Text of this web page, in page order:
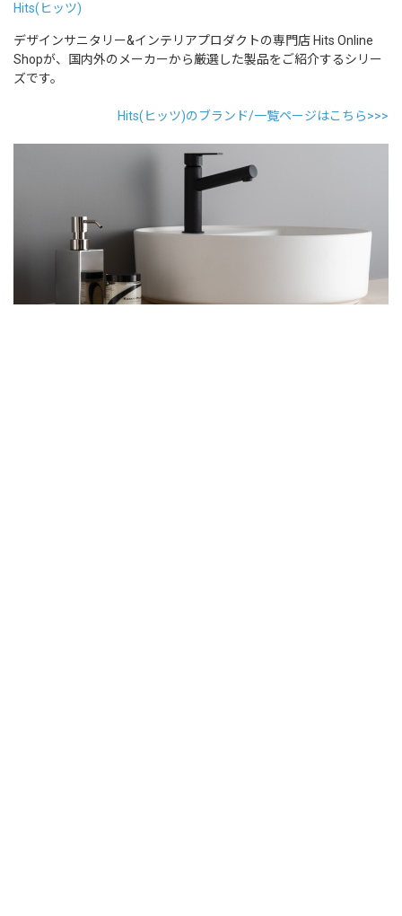
Hits(ヒッツ)
デザインサニタリー&インテリアプロダクトの専門店 Hits Online
Shopが、国内外のメーカーから厳選した製品をご紹介するシリー
ズです。
Hits(ヒッツ)のブランド/一覧ページはこちら>>>